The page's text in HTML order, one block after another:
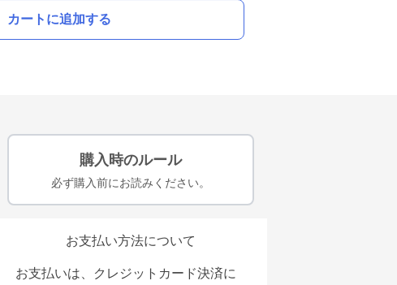
カートに追加する
購入時のルール
必ず購入前にお読みください。
お支払い方法について
お支払いは、クレジットカード決済に